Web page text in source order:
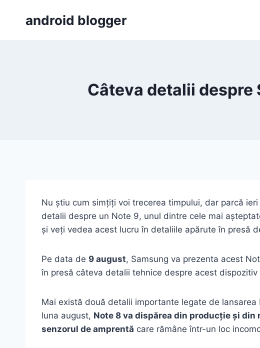
android blogger
Câteva detalii despre
Nu știu cum simțiți voi trecerea timpului, dar parcă
detalii despre un Note 9, unul dintre cele mai
și veți vedea acest lucru în detaliile apărute în presă
Pe data de 9 august, Samsung va prezenta acest
în presă câteva detalii tehnice despre acest
Mai există două detalii importante legate de
luna august, Note 8 va dispărea din producție și din
senzorul de amprentă care rămâne într-un loc